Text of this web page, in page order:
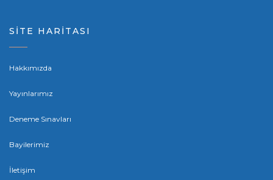
SİTE HARİTASI
Hakkımızda
Yayınlarımız
Deneme Sınavları
Bayilerimiz
İletişim